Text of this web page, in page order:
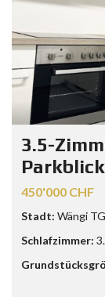
3.5-
Parkblick
450'000 CHF
Stadt: Wängi TG
Schlafzimmer: